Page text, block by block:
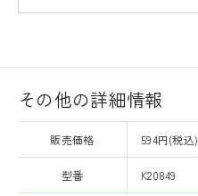
その他の詳細情報
販売価格 594円(税込)
型番 K20849